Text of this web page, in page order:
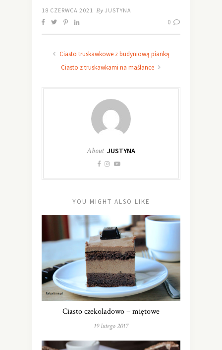
18 CZERWCA 2021 By JUSTYNA
0
Ciasto truskawkowe z budyniową pianką
Ciasto z truskawkami na maślance
About JUSTYNA
YOU MIGHT ALSO LIKE
Ciasto czekoladowo – miętowe
19 lutego 2017